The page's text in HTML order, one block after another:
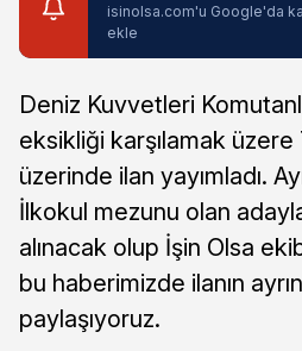
isinolsa.com'u Google'da
ekle
Deniz Kuvvetleri
eksikliği karşılamak
üzerinde ilan yayımladı.
İlkokul mezunu olan
alınacak olup İşin Olsa
bu haberimizde ilanın
paylaşıyoruz.